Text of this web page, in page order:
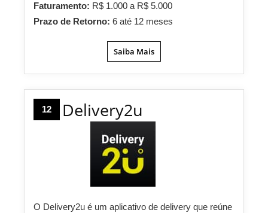
Faturamento: R$ 1.000 a R$ 5.000
Prazo de Retorno: 6 até 12 meses
Saiba Mais
12 Delivery2u
O Delivery2u é um aplicativo de delivery que reúne